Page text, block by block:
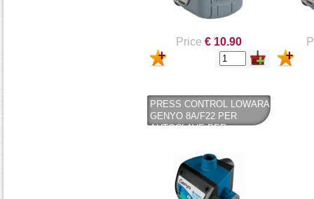
Price € 10.90
PRESS CONTROL LOWARA
GENYO 8A/F22 PER
AUTOCLAVE PER
ELETTROPOMPE -
LOWARA